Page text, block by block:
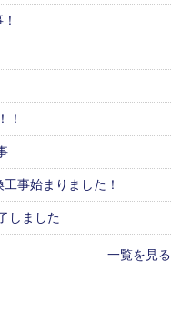
！
事始まりました！
しました
一覧を見る